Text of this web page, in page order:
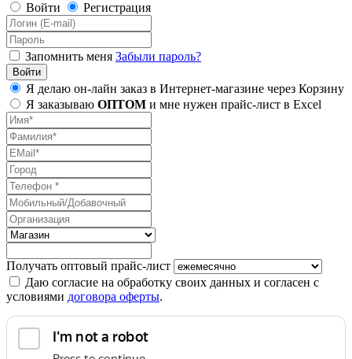
Войти Регистрация
Запомнить меня Забыли пароль?
Я делаю он-лайн заказ в Интернет-магазине через Корзину
Я заказываю ОПТОМ и мне нужен прайс-лист в Excel
Получать оптовый прайс-лист
Даю согласие на обработку своих данных и согласен с
условиями договора оферты.